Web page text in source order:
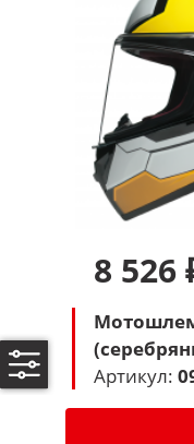
8 526
Мотошлем
Артикул: